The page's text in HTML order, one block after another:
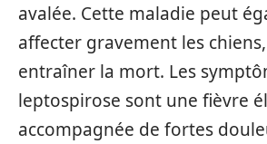
avalée. Cette maladie peut
affecter gravement les
entraîner la mort. Les
leptospirose sont une fièvre
accompagnée de fortes